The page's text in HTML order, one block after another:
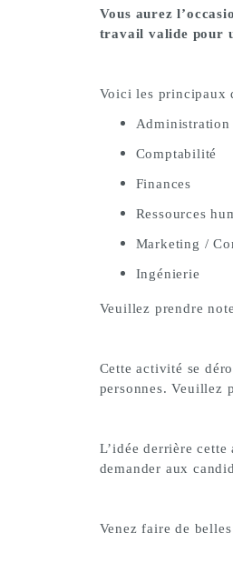
Vous aurez
travail valide pour
Voici les principaux
Administration
Comptabilité
Finances
Ressources
Marketing /
Ingénierie
Veuillez prendre
Cette activité se
personnes. Veuillez
L’idée derrière
demander aux
Venez faire de